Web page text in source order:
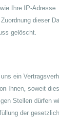
Ihre IP-
dieser
gelöscht.
ein
Ihnen, soweit
Stellen dürfen
der